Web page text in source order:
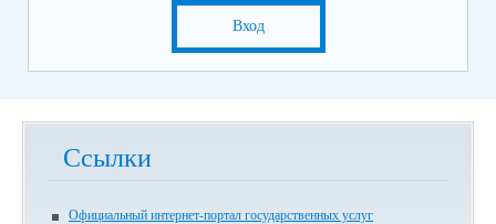
Вход
Ссылки
Официальный интернет-портал государственных услуг